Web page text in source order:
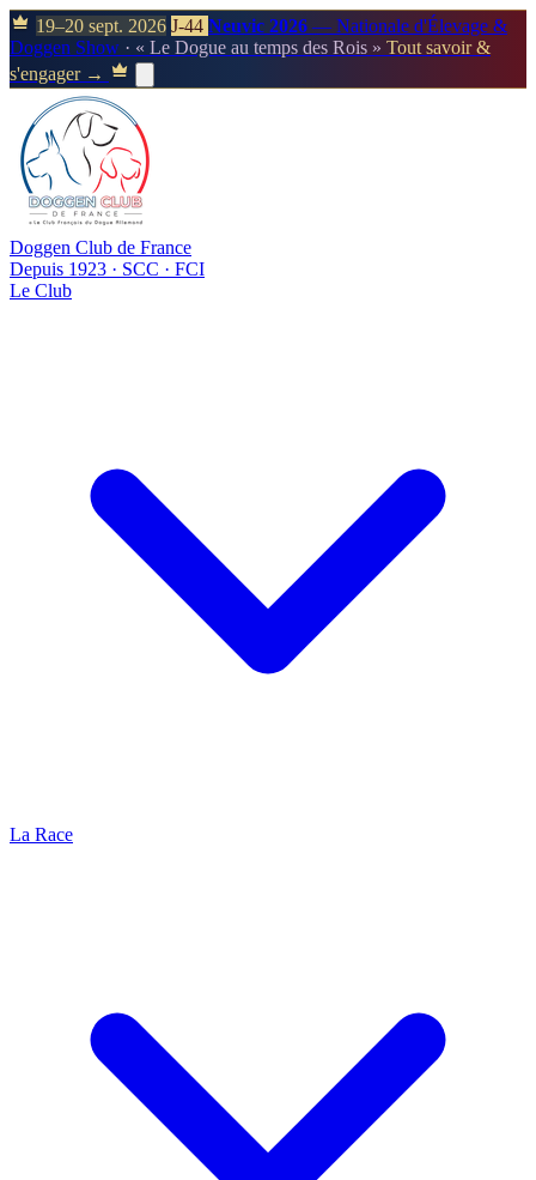
19–20 sept. 2026 J-44 Neuvic 2026 — Nationale d'Élevage &
Doggen Show · « Le Dogue au temps des Rois » Tout savoir &
s'engager →
Doggen Club de France
Depuis 1923 · SCC · FCI
Le Club
La Race